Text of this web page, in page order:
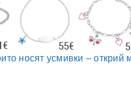
55€
носят усмивки – открий